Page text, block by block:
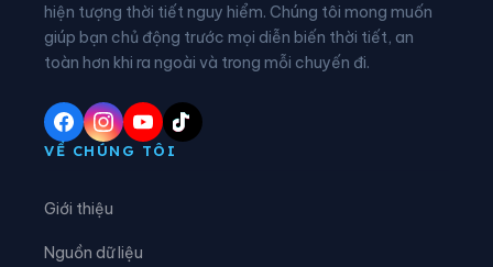
Xã Gia Hanh Xã Hà Linh
Xã Hồng Lộc Xã Hương Bình
Xã Hương Đô
Xã Hương Phố
hiện tượng thời tiết nguy hiểm. Chúng tôi mong muốn
giúp bạn chủ động trước mọi diễn biến thời tiết, an
toàn hơn khi ra ngoài và trong mỗi chuyến đi.
VỀ CHÚNG TÔI
Giới thiệu
Nguồn dữ liệu